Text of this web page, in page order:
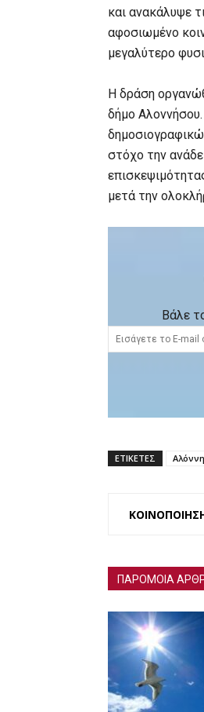
και ανακάλυψε
αφοσιωμένο
μεγαλύτερο
Η δράση
δήμο
στόχο την
μετά την
Βάλε
ΕΤΙΚΕΤΕΣ
ΠΑΡΟΜΟΙΑ